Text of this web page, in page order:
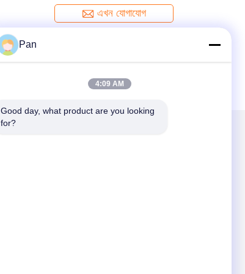
এখন যোগাযোগ
Pan
4:09 AM
Good day, what product are you looking
for?